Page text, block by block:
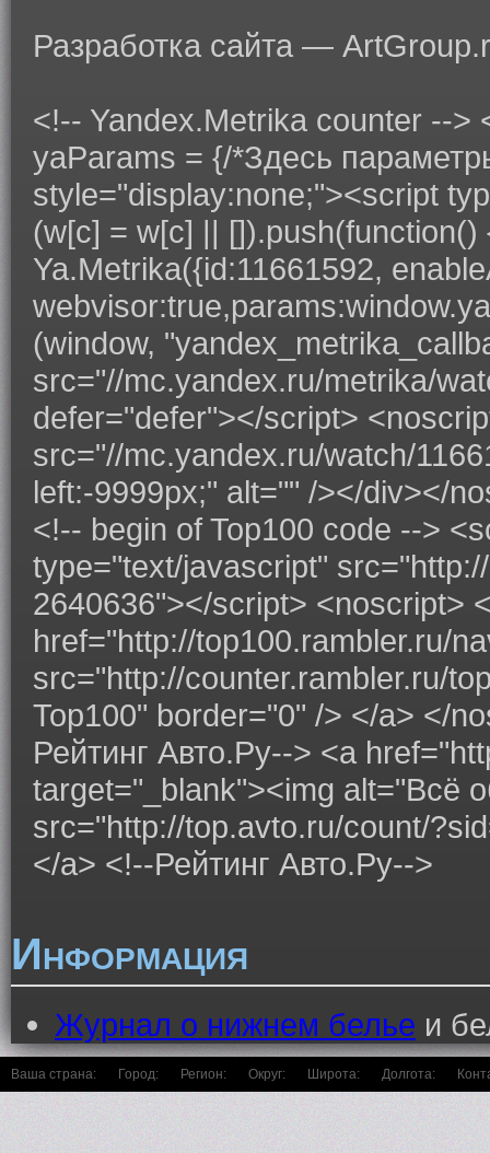
Разработка сайта —
<!-- Yandex.Metrika counter --
yaParams = {/*Здесь
style="display:none;"><script
(w[c] = w[c] ||
Ya.Metrika({id:11661592,
(window,
src="//mc.yandex.ru/metrika/
defer="defer"></script>
src="//mc.yandex.ru/watch/
left:-9999px;" alt="" /></div></
<!-- begin of Top100 code -->
type="text/javascript"
2640636"></script> <noscript>
href="http://top100.rambler.ru/
src="http://counter.rambler.ru/
Top100" border="0" /> </a> </
Рейтинг Авто.Ру--> <a
target="_blank"><img
src="http://top.avto.ru/count/
</a> <!--Рейтинг Авто.Ру-->
Информация
Журнал о нижнем белье и
Ваша страна: Город: Регион: Округ: Широта: Долгота: